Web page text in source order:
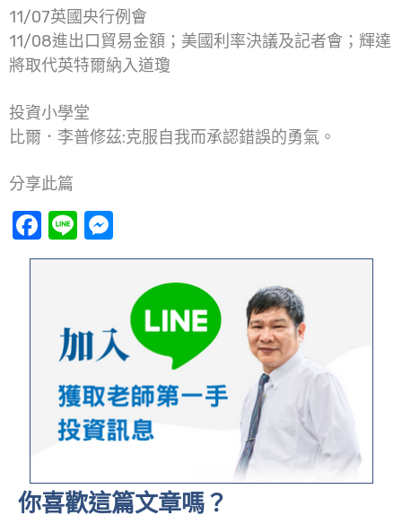
11/07英國央行例會
11/08進出口貿易金額；美國利率決議及記者會；輝達
將取代英特爾納入道瓊
投資小學堂
比爾．李普修茲:克服自我而承認錯誤的勇氣。
分享此篇
Facebook
Line
你喜歡這篇文章嗎？